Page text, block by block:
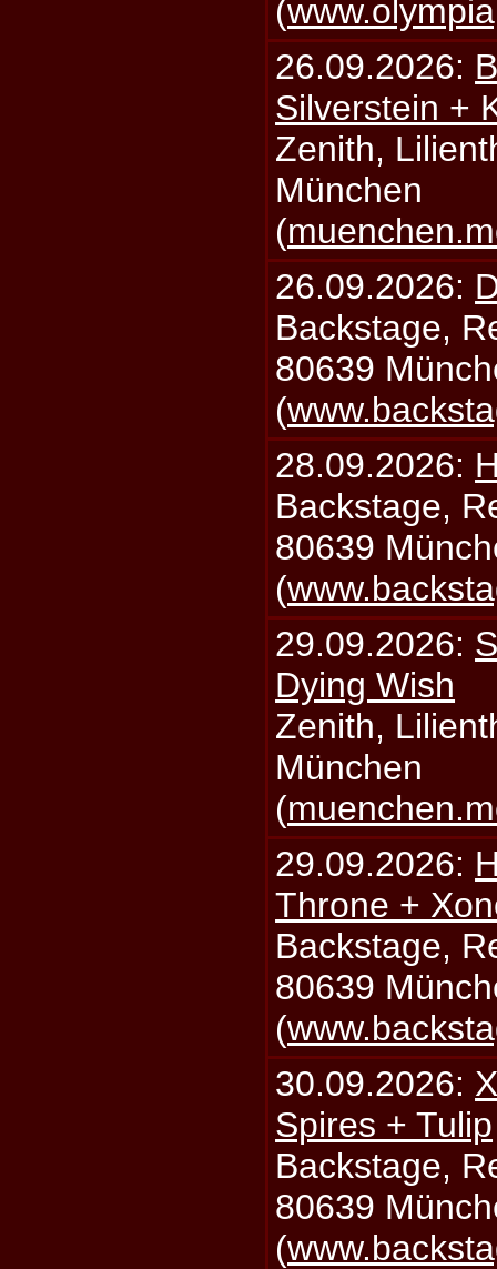
(
26.09.2026:
Silverstein +
Zenith,
München
(
26.09.2026:
Backstage,
80639
(
28.09.2026:
Backstage,
80639
(
29.09.2026:
Dying Wish
Zenith,
München
(
29.09.2026:
Throne +
Backstage,
80639
(
30.09.2026:
Spires + Tulip
Backstage,
80639
(